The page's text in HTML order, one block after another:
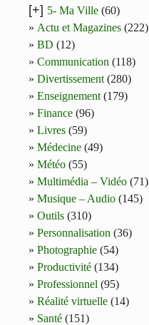
[+] 5- Ma Ville (60)
Actu et Magazines (222)
BD (12)
Communication (118)
Divertissement (280)
Enseignement (179)
Finance (96)
Livres (59)
Médecine (49)
Météo (55)
Multimédia – Vidéo (71)
Musique – Audio (145)
Outils (310)
Personnalisation (36)
Photographie (54)
Productivité (134)
Professionnel (95)
Réalité virtuelle (14)
Santé (151)